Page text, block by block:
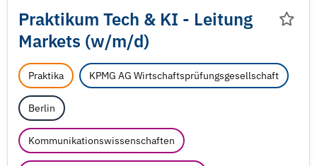
Praktikum Tech & KI - Leitung
Markets (w/m/d)
Praktika KPMG AG Wirtschaftsprüfungsgesellschaft
Berlin
Kommunikationswissenschaften